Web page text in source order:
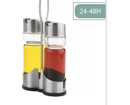
24-48H